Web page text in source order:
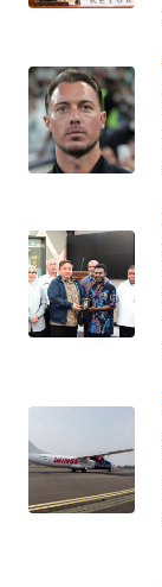
WN
WN
TAPANULI
TENGAH
SERDANG
WN
TEBING
WN